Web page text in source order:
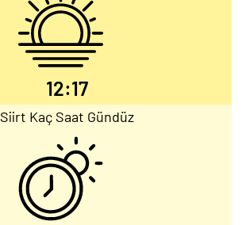
12:17
Siirt Kaç Saat Gündüz